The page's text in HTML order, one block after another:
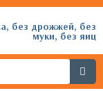
без дрожжей, без
муки, без яиц